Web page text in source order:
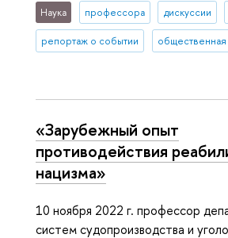
Наука профессора дискуссии
репортаж о событии общественная
«Зарубежный опыт
противодействия
нацизма»
10 ноября 2022 г. профессор
систем судопроизводства и